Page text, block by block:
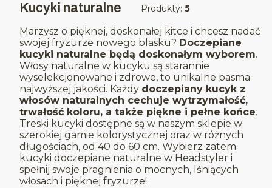
Kucyki naturalne Produkty: 5
Marzysz o pięknej, doskonałej kitce i chcesz nadać
swojej fryzurze nowego blasku? Doczepiane
kucyki naturalne będą doskonałym wyborem.
Włosy naturalne w kucyku są starannie
wyselekcjonowane i zdrowe, to unikalne pasma
najwyższej jakości. Każdy doczepiany kucyk z
włosów naturalnych cechuje wytrzymałość,
trwałość koloru, a także piękne i pełne końce.
Treski kucyki dostępne są w naszym sklepie w
szerokiej gamie kolorystycznej oraz w różnych
długościach, od 40 do 60 cm. Wybierz zatem
kucyki doczepiane naturalne w Headstyler i
spełnij swoje pragnienia o mocnych, lśniących
włosach i pięknej fryzurze!